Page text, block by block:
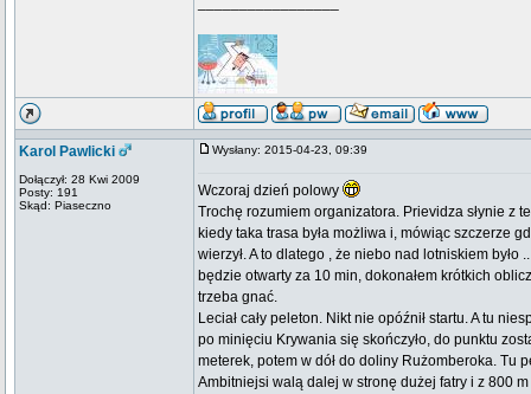
Karol Pawlicki
Dołączył: 28 Kwi 2009
Posty: 191
Skąd: Piaseczno
Wysłany: 2015-04-23, 09:39
Wczoraj dzień polowy
Trochę rozumiem organizatora. Prievidza słynie z
kiedy taka trasa była możliwa i, mówiąc szczerze
wierzył. A to dlatego , że niebo nad lotniskiem
będzie otwarty za 10 min, dokonałem krótkich
trzeba gnać.
Leciał cały peleton. Nikt nie opóźnił startu. A tu
po minięciu Krywania się skończyło, do punktu
meterek, potem w dół do doliny Rużomberoka. Tu
Ambitniejsi walą dalej w stronę dużej fatry i z 800